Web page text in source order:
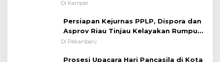
Kodim 0313/KPR Tahun 2024) ?
Di Kampar
Persiapan Kejurnas PPLP, Dispora dan
Asprov Riau Tinjau Kelayakan Rumput
Lapangan Sepakbola
Di Pekanbaru
Prosesi Upacara Hari Pancasila di Kota